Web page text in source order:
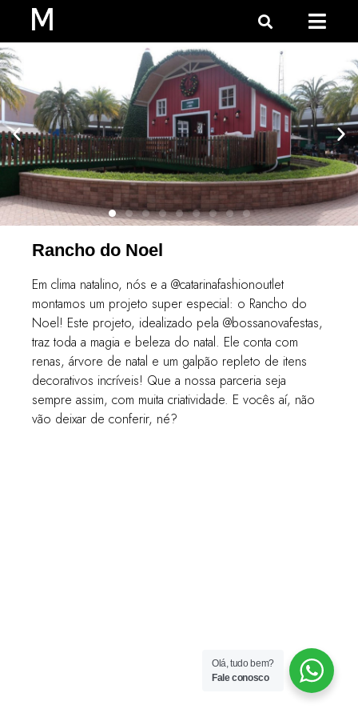
Rancho do Noel
Em clima natalino, nós e a @catarinafashionoutlet
montamos um projeto super especial: o Rancho do
Noel! Este projeto, idealizado pela @bossanovafestas,
traz toda a magia e beleza do natal. Ele conta com
renas, árvore de natal e um galpão repleto de itens
decorativos incríveis! Que a nossa parceria seja
sempre assim, com muita criatividade. E vocês aí, não
vão deixar de conferir, né?
Olá, tudo bem?
Fale conosco